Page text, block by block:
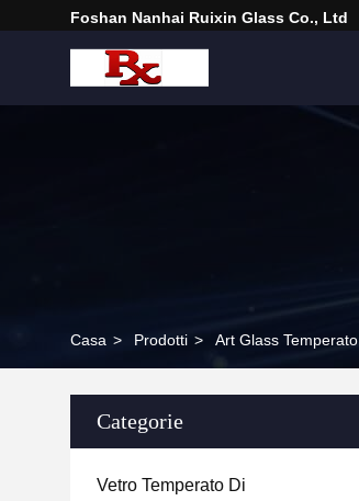
Foshan Nanhai Ruixin Glass Co., Ltd
Casa > Prodotti > Art Glass Temperato
Categorie
Vetro Temperato Di